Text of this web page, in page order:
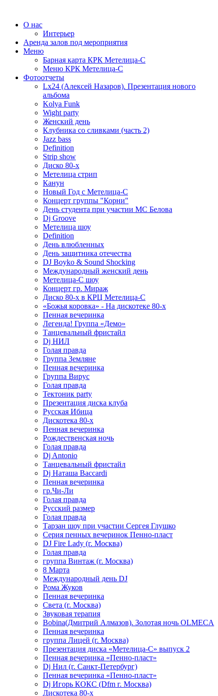
О нас
Интерьер
Аренда залов под мероприятия
Меню
Барная карта КРК Метелица-С
Меню КРК Метелица-С
Фотоотчеты
Lx24 (Алексей Назаров). Презентация нового
альбома
Kolya Funk
Wight party
Женский день
Клубника со сливками (часть 2)
Jazz bass
Definition
Strip show
Диско 80-х
Метелица стрип
Канун
Новый Год с Метелица-С
Концерт группы "Корни"
День студента при участии МС Белова
Dj Groove
Метелица шоу
Definition
День влюбленных
День защитника отечества
DJ Boyko & Sound Shocking
Международный женский день
Метелица-С шоу
Концерт гр. Мираж
Диско 80-х в КРЦ Метелица-С
«Божья коровка» - На дискотеке 80-х
Пенная вечеринка
Легенда! Группа «Демо»
Танцевальный фристайл
Dj НИЛ
Голая правда
Группа Земляне
Пенная вечеринка
Группа Вирус
Голая правда
Тектоник party
Презентация диска клуба
Русская Ибица
Дискотека 80-х
Пенная вечеринка
Рождественская ночь
Голая правда
Dj Antonio
Танцевальный фристайл
Dj Наташа Baccardi
Пенная вечеринка
гр.Чи-Ли
Голая правда
Русский размер
Голая правда
Тарзан шоу при участии Сергея Глушко
Серия пенных вечеринок Пенно-пласт
DJ Fire Lady (г. Москва)
Голая правда
группа Винтаж (г. Москва)
8 Марта
Международный день DJ
Рома Жуков
Пенная вечеринка
Света (г. Москва)
Звуковая терапия
Bobina(Дмитрий Алмазов). Золотая ночь OLMECA
Пенная вечеринка
группа Лицей (г. Москва)
Презентация диска «Метелица-С» выпуск 2
Пенная вечеринка «Пенно-пласт»
Dj Нил (г. Санкт-Петербург)
Пенная вечеринка «Пенно-пласт»
Dj Игорь КОКС (Dfm г. Москва)
Дискотека 80-х